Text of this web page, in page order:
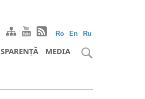
Ro En Ru
MEDIA